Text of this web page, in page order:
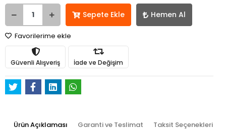
Sepete Ekle Hemen Al
Favorilerime ekle
Güvenli Alışveriş İade ve Değişim
Ürün Açıklaması Garanti ve Teslimat Taksit Seçenekleri